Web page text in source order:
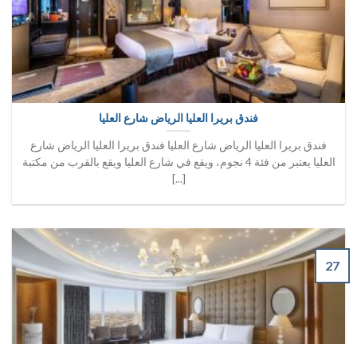
فندق بريرا العليا الرياض شارع العليا
فندق بريرا العليا الرياض شارع العليا فندق بريرا العليا الرياض شارع
العليا يعتبر من فئة 4 نجوم، ويقع في شارع العليا ويقع بالقرب من مكتبة
[...]
27